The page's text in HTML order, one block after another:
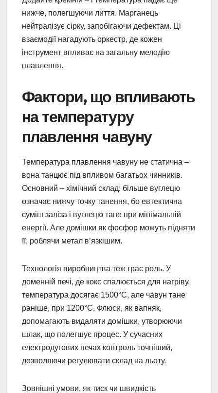
нижче, полегшуючи лиття. Марганець
нейтралізує сірку, запобігаючи дефектам. Ці
взаємодії нагадують оркестр, де кожен
інструмент впливає на загальну мелодію
плавлення.
Фактори, що впливають
на температуру
плавлення чавуну
Температура плавлення чавуну не статична –
вона танцює під впливом багатьох чинників.
Основний – хімічний склад: більше вуглецю
означає нижчу точку танення, бо евтектична
суміш заліза і вуглецю тане при мінімальній
енергії. Але домішки як фосфор можуть підняти
її, роблячи метал в’язкішим.
Технологія виробництва теж грає роль. У
доменній печі, де кокс спалюється для нагріву,
температура досягає 1500°C, але чавун тане
раніше, при 1200°C. Флюси, як вапняк,
допомагають видаляти домішки, утворюючи
шлак, що полегшує процес. У сучасних
електродугових печах контроль точніший,
дозволяючи регулювати склад на льоту.
Зовнішні умови, як тиск чи швидкість